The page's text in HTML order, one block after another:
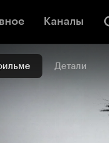
Каналы
Детали